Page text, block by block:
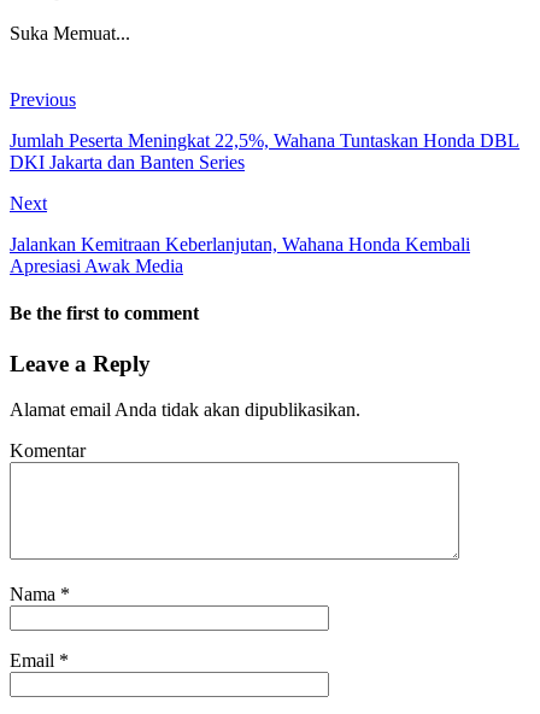
Suka Memuat...
Previous
Jumlah Peserta Meningkat 22,5%, Wahana Tuntaskan Honda DBL
DKI Jakarta dan Banten Series
Next
Jalankan Kemitraan Keberlanjutan, Wahana Honda Kembali
Apresiasi Awak Media
Be the first to comment
Leave a Reply
Alamat email Anda tidak akan dipublikasikan.
Komentar
Nama *
Email *